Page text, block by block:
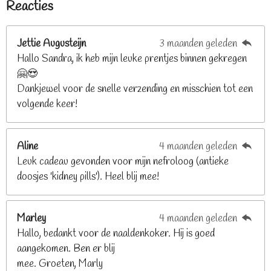
n
g
8
8
r r
r
e
n
r
r
e
n
r
e
n
r
e
n
e
Reacties
Jettie Augusteijn
3 maanden geleden
Hallo Sandra, ik heb mijn leuke prentjes binnen gekregen
🤗😍
Dankjewel voor de snelle verzending en misschien tot een
volgende keer!
Aline
4 maanden geleden
Leuk cadeau gevonden voor mijn nefroloog (antieke
doosjes 'kidney pills'). Heel blij mee!
Marley
4 maanden geleden
Hallo, bedankt voor de naaldenkoker. Hij is goed
aangekomen. Ben er blij
mee. Groeten, Marly